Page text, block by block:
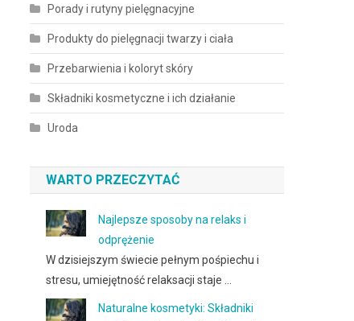
Porady i rutyny pielęgnacyjne
Produkty do pielęgnacji twarzy i ciała
Przebarwienia i koloryt skóry
Składniki kosmetyczne i ich działanie
Uroda
WARTO PRZECZYTAĆ
Najlepsze sposoby na relaks i
odprężenie
W dzisiejszym świecie pełnym pośpiechu i
stresu, umiejętność relaksacji staje …
Naturalne kosmetyki: Składniki